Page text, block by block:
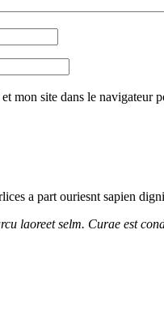
mon site dans le navigateur
a part ouriesnt sapien
laoreet selm. Curae est